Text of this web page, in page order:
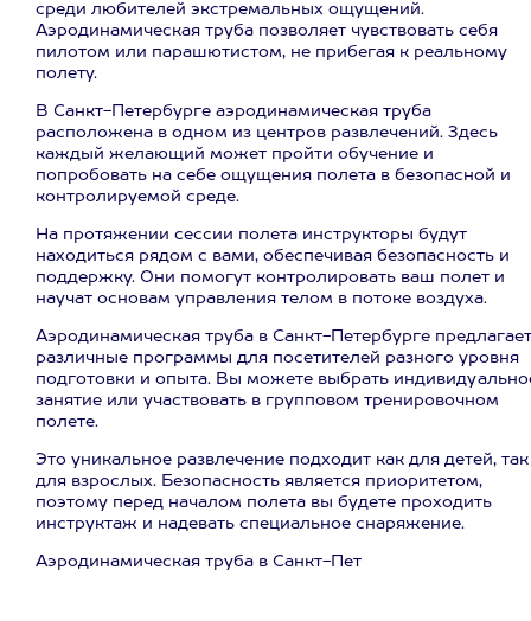
среди любителей экстремальных ощущений.
Аэродинамическая труба позволяет чувствовать себя
пилотом или парашютистом, не прибегая к реальному
полету.
В Санкт-Петербурге аэродинамическая труба
расположена в одном из центров развлечений. Здесь
каждый желающий может пройти обучение и
попробовать на себе ощущения полета в безопасной и
контролируемой среде.
На протяжении сессии полета инструкторы будут
находиться рядом с вами, обеспечивая безопасность и
поддержку. Они помогут контролировать ваш полет и
научат основам управления телом в потоке воздуха.
Аэродинамическая труба в Санкт-Петербурге предлагает
различные программы для посетителей разного уровня
подготовки и опыта. Вы можете выбрать
занятие или участвовать в групповом тренировочном
полете.
Это уникальное развлечение подходит как для детей,
для взрослых. Безопасность является приоритетом,
поэтому перед началом полета вы будете проходить
инструктаж и надевать специальное снаряжение.
Аэродинамическая труба в Санкт-Пет